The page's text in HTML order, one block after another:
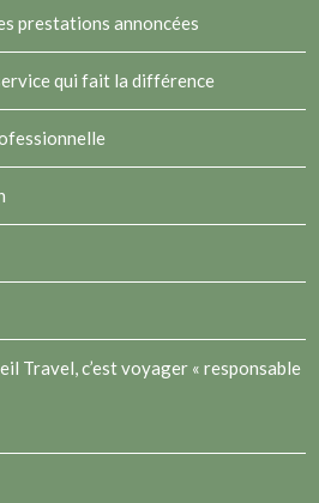
prestations annoncées
qui fait la différence
Travel, c’est voyager « responsable